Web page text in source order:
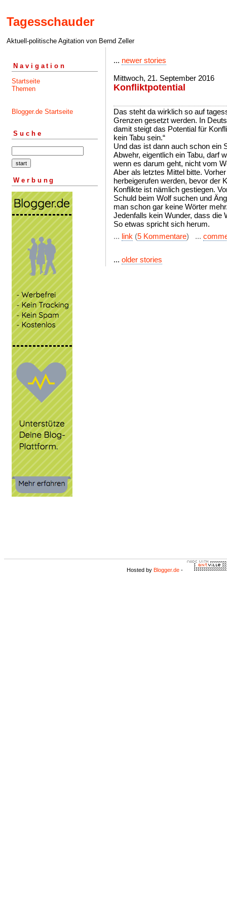
Tagesschauder
Aktuell-politische Agitation von Bernd Zeller
Navigation
Startseite
Themen
Blogger.de Startseite
Suche
Werbung
... newer stories
Mittwoch, 21. September 2016
Konfliktpotential
Das steht da wirklich so auf
Grenzen gesetzt werden. In
damit steigt das Potential für
kein Tabu sein.“
Und das ist dann auch schon ein
Abwehr, eigentlich ein Tabu, darf
wenn es darum geht, nicht vom
Aber als letztes Mittel bitte.
herbeigerufen werden, bevor der
Konflikte ist nämlich gestiegen.
Schuld beim Wolf suchen und
man schon gar keine Wörter
Jedenfalls kein Wunder, dass die
So etwas spricht sich herum.
... link (5 Kommentare) ...
... older stories
Hosted by Blogger.de -